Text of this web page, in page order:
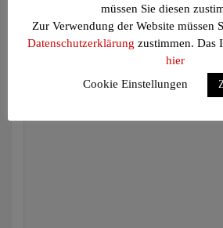
Schreibe einen
Deine E-Mail-Adresse wird nicht
Kommentar*
müssen Sie diesen
Zur Verwendung der Website müssen
Datenschutzerklärung zustimmen. Das
hier
Cookie Einstellungen